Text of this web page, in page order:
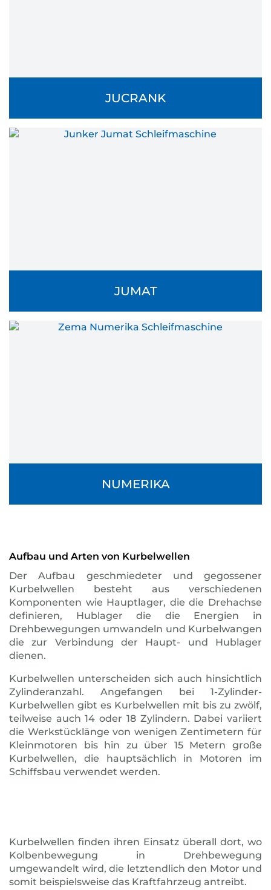
JUCRANK
JUMAT
NUMERIKA
Aufbau und Arten von Kurbelwellen
Der Aufbau geschmiedeter und gegossener
Kurbelwellen besteht aus verschiedenen
Komponenten wie Hauptlager, die die Drehachse
definieren, Hublager die die Energien in
Drehbewegungen umwandeln und Kurbelwangen
die zur Verbindung der Haupt- und Hublager
dienen.
Kurbelwellen unterscheiden sich auch hinsichtlich
Zylinderanzahl. Angefangen bei 1-Zylinder-
Kurbelwellen gibt es Kurbelwellen mit bis zu zwölf,
teilweise auch 14 oder 18 Zylindern. Dabei variiert
die Werkstücklänge von wenigen Zentimetern für
Kleinmotoren bis hin zu über 15 Metern große
Kurbelwellen, die hauptsächlich in Motoren im
Schiffsbau verwendet werden.
Kurbelwellen finden ihren Einsatz überall dort, wo
Kolbenbewegung in Drehbewegung
umgewandelt wird, die letztendlich den Motor und
somit beispielsweise das Kraftfahrzeug antreibt.